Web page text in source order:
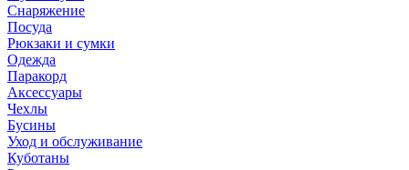
Снаряжение
Посуда
Рюкзаки и сумки
Одежда
Паракорд
Аксессуары
Чехлы
Бусины
Уход и обслуживание
Куботаны